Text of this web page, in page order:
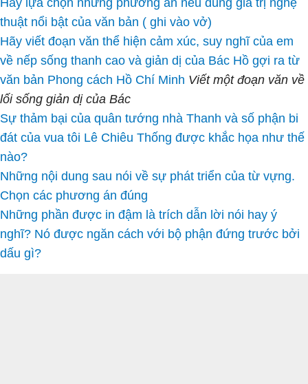
Hãy lựa chọn những phương án nêu đúng giá trị nghệ
thuật nổi bật của văn bản ( ghi vào vở)
Hãy viết đoạn văn thể hiện cảm xúc, suy nghĩ của em
về nếp sống thanh cao và giản dị của Bác Hồ gợi ra từ
văn bản Phong cách Hồ Chí Minh Viết một đoạn văn về
lối sống giản dị của Bác
Sự thảm bại của quân tướng nhà Thanh và số phận bi
đát của vua tôi Lê Chiêu Thống được khắc họa như thế
nào?
Những nội dung sau nói về sự phát triển của từ vựng.
Chọn các phương án đúng
Những phần được in đậm là trích dẫn lời nói hay ý
nghĩ? Nó được ngăn cách với bộ phận đứng trước bởi
dấu gì?